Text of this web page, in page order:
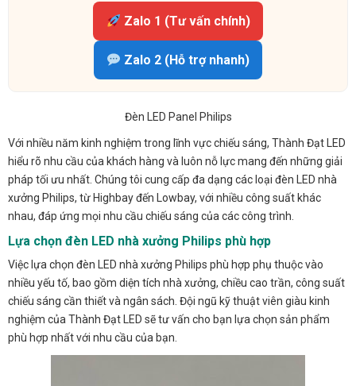
Zalo 1 (Tư vấn chính)
Zalo 2 (Hỗ trợ nhanh)
Đèn LED Panel Philips
Với nhiều năm kinh nghiệm trong lĩnh vực chiếu sáng, Thành Đạt LED
hiểu rõ nhu cầu của khách hàng và luôn nỗ lực mang đến những giải
pháp tối ưu nhất. Chúng tôi cung cấp đa dạng các loại đèn LED nhà
xưởng Philips, từ Highbay đến Lowbay, với nhiều công suất khác
nhau, đáp ứng mọi nhu cầu chiếu sáng của các công trình.
Lựa chọn đèn LED nhà xưởng Philips phù hợp
Việc lựa chọn đèn LED nhà xưởng Philips phù hợp phụ thuộc vào
nhiều yếu tố, bao gồm diện tích nhà xưởng, chiều cao trần, công suất
chiếu sáng cần thiết và ngân sách. Đội ngũ kỹ thuật viên giàu kinh
nghiệm của Thành Đạt LED sẽ tư vấn cho bạn lựa chọn sản phẩm
phù hợp nhất với nhu cầu của bạn.